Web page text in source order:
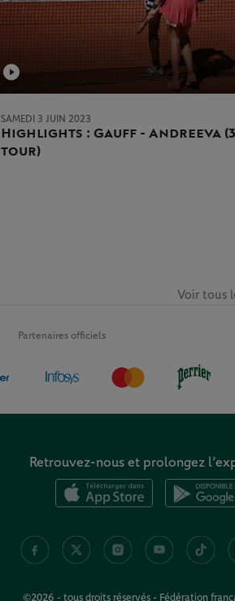
SAMEDI 3 JUIN 2023
Highlights : Gauff - Andreeva
tour)
Partenaires officiels
Voir tous
Retrouvez-nous et prolongez
©2026 - tous droits réservés - Fédération